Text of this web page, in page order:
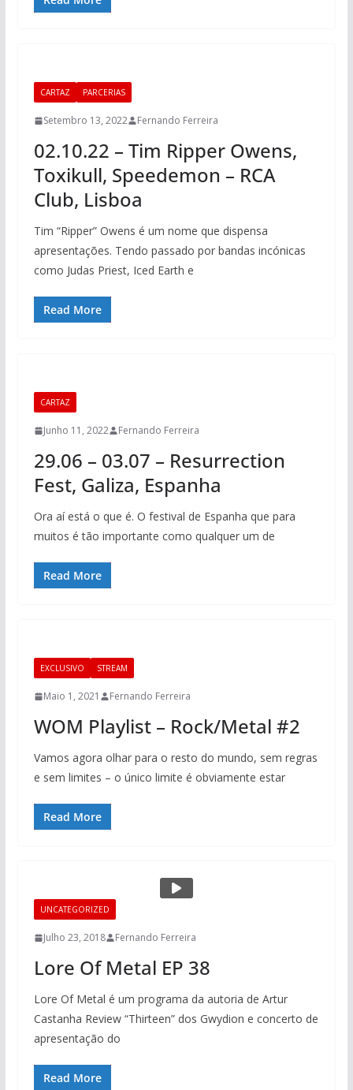
CARTAZ PARCERIAS
Setembro 13, 2022 Fernando Ferreira
02.10.22 – Tim Ripper Owens,
Toxikull, Speedemon – RCA
Club, Lisboa
Tim “Ripper” Owens é um nome que dispensa
apresentações. Tendo passado por bandas incónicas
como Judas Priest, Iced Earth e
Read More
CARTAZ
Junho 11, 2022 Fernando Ferreira
29.06 – 03.07 – Resurrection
Fest, Galiza, Espanha
Ora aí está o que é. O festival de Espanha que para
muitos é tão importante como qualquer um de
Read More
EXCLUSIVO STREAM
Maio 1, 2021 Fernando Ferreira
WOM Playlist – Rock/Metal #2
Vamos agora olhar para o resto do mundo, sem regras
e sem limites – o único limite é obviamente estar
Read More
UNCATEGORIZED
Julho 23, 2018 Fernando Ferreira
Lore Of Metal EP 38
Lore Of Metal é um programa da autoria de Artur
Castanha Review “Thirteen” dos Gwydion e concerto de
apresentação do
Read More